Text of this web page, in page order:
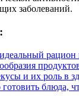
заболеваний.
и их роль в
блюда,